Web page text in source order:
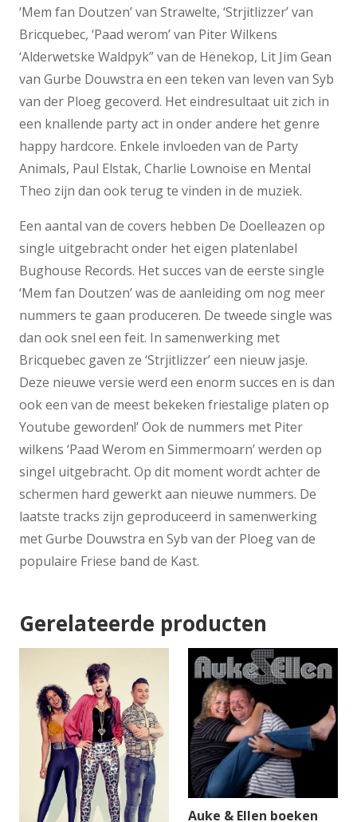
‘Mem fan Doutzen’ van Strawelte, ‘Strjitlizzer’ van
Bricquebec, ‘Paad werom’ van Piter Wilkens
‘Alderwetske Waldpyk” van de Hënekop, Lit Jim Gean
van Gurbe Douwstra en een teken van leven van Syb
van der Ploeg gecoverd. Het eindresultaat uit zich in
een knallende party act in onder andere het genre
happy hardcore. Enkele invloeden van de Party
Animals, Paul Elstak, Charlie Lownoise en Mental
Theo zijn dan ook terug te vinden in de muziek.
Een aantal van de covers hebben De Doelleazen op
single uitgebracht onder het eigen platenlabel
Bughouse Records. Het succes van de eerste single
‘Mem fan Doutzen’ was de aanleiding om nog meer
nummers te gaan produceren. De tweede single was
dan ook snel een feit. In samenwerking met
Bricquebec gaven ze ‘Strjitlizzer’ een nieuw jasje.
Deze nieuwe versie werd een enorm succes en is dan
ook een van de meest bekeken friestalige platen op
Youtube geworden!’ Ook de nummers met Piter
wilkens ‘Paad Werom en Simmermoarn’ werden op
singel uitgebracht. Op dit moment wordt achter de
schermen hard gewerkt aan nieuwe nummers. De
laatste tracks zijn geproduceerd in samenwerking
met Gurbe Douwstra en Syb van der Ploeg van de
populaire Friese band de Kast.
Gerelateerde producten
Auke & Ellen boeken